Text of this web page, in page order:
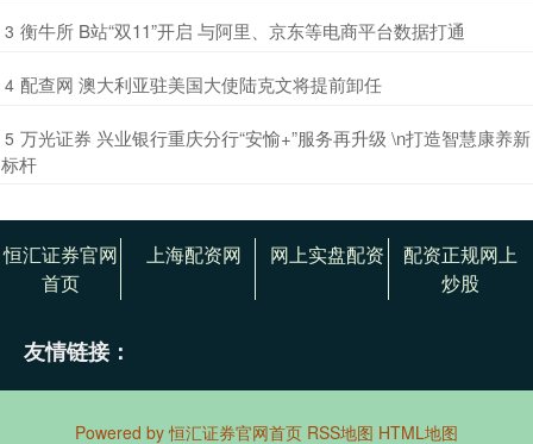
3 ​衡牛所 B站“双11”开启 与阿里、京东等电商平台数据打通
4 ​配查网 澳大利亚驻美国大使陆克文将提前卸任
5 ​万光证券 兴业银行重庆分行“安愉+”服务再升级 \n打造智慧康养新
标杆
恒汇证券官网
首页
上海配资网 网上实盘配资
配资正规网上
炒股
友情链接：
Powered by恒汇证券官网首页 RSS地图 HTML地图